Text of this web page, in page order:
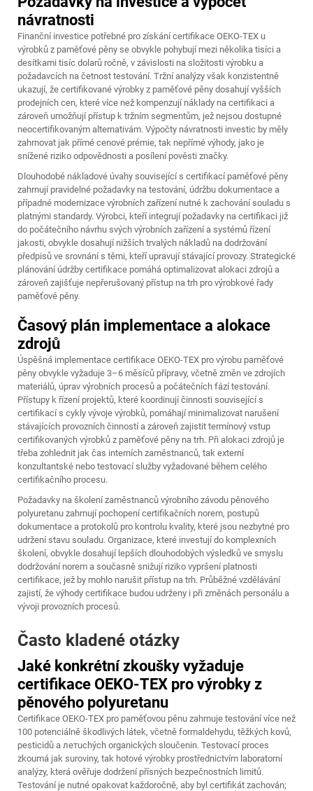
návratnosti
Finanční investice potřebné pro získání certifikace OEKO-TEX u
výrobků z paměťové pěny se obvykle pohybují mezi několika tisíci a
desítkami tisíc dolarů ročně, v závislosti na složitosti výrobku a
požadavcích na četnost testování. Tržní analýzy však konzistentně
ukazují, že certifikované výrobky z paměťové pěny dosahují vyšších
prodejních cen, které více než kompenzují náklady na certifikaci a
zároveň umožňují přístup k tržním segmentům, jež nejsou dostupné
neocertifikovaným alternativám. Výpočty návratnosti investic by měly
zahrnovat jak přímé cenové prémie, tak nepřímé výhody, jako je
snížené riziko odpovědnosti a posílení pověsti značky.
Dlouhodobé nákladové úvahy související s certifikací paměťové pěny
zahrnují pravidelné požadavky na testování, údržbu dokumentace a
případné modernizace výrobních zařízení nutné k zachování souladu s
platnými standardy. Výrobci, kteří integrují požadavky na certifikaci již
do počátečního návrhu svých výrobních zařízení a systémů řízení
jakosti, obvykle dosahují nižších trvalých nákladů na dodržování
předpisů ve srovnání s těmi, kteří upravují stávající provozy. Strategické
plánování údržby certifikace pomáhá optimalizovat alokaci zdrojů a
zároveň zajišťuje nepřerušovaný přístup na trh pro výrobkové řady
paměťové pěny.
Časový plán implementace a alokace
zdrojů
Úspěšná implementace certifikace OEKO-TEX pro výrobu paměťové
pěny obvykle vyžaduje 3–6 měsíců přípravy, včetně změn ve zdrojích
materiálů, úprav výrobních procesů a počátečních fází testování.
Přístupy k řízení projektů, které koordinují činnosti související s
certifikací s cykly vývoje výrobků, pomáhají minimalizovat narušení
stávajících provozních činností a zároveň zajistit termínový vstup
certifikovaných výrobků z paměťové pěny na trh. Při alokaci zdrojů je
třeba zohlednit jak čas interních zaměstnanců, tak externí
konzultantské nebo testovací služby vyžadované během celého
certifikačního procesu.
Požadavky na školení zaměstnanců výrobního závodu pěnového
polyuretanu zahrnují pochopení certifikačních norem, postupů
dokumentace a protokolů pro kontrolu kvality, které jsou nezbytné pro
udržení stavu souladu. Organizace, které investují do komplexních
školení, obvykle dosahují lepších dlouhodobých výsledků ve smyslu
dodržování norem a současně snižují riziko vypršení platnosti
certifikace, jež by mohlo narušit přístup na trh. Průběžné vzdělávání
zajistí, že výhody certifikace budou udrženy i při změnách personálu a
vývoji provozních procesů.
Často kladené otázky
Jaké konkrétní zkoušky vyžaduje
certifikace OEKO-TEX pro výrobky z
pěnového polyuretanu
Certifikace OEKO-TEX pro paměťovou pěnu zahrnuje testování více než
100 potenciálně škodlivých látek, včetně formaldehydu, těžkých kovů,
pesticidů a летuchých organických sloučenin. Testovací proces
zkoumá jak suroviny, tak hotové výrobky prostřednictvím laboratorní
analýzy, která ověřuje dodržení přísných bezpečnostních limitů.
Testování je nutné opakovat každoročně, aby byl certifikát zachován;